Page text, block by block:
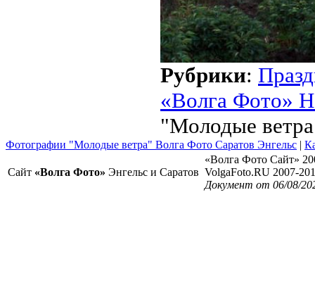
Рубрики:
«Волга Фото»
"Молодые
Фотографии "Молодые ветра" Волга Фото Саратов Энгельс |
Сайт «Волга Фото» Энгельс и Саратов
«Волга Фото Сайт»
VolgaFoto.RU 2007-
Документ от 06/08/